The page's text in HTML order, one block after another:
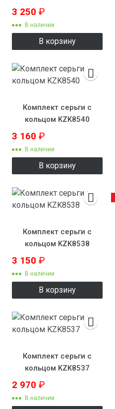
3 250 ₽
В наличии
В корзину
Комплект серьги с
кольцом KZK8540
3 160 ₽
В наличии
В корзину
Комплект серьги с
кольцом KZK8538
3 150 ₽
В наличии
В корзину
Комплект серьги с
кольцом KZK8537
2 970 ₽
В наличии